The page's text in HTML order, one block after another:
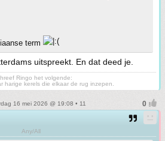
term
uitspreekt. En dat deed je.
Ringo het volgende:
harige kerels die elkaar de rug inzepen.
16 mei 2026 @ 19:08 • 11
Any/All